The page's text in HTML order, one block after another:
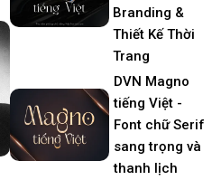
Branding &
Thiết Kế Thời
Trang
DVN Magno
tiếng Việt -
Font chữ Serif
sang trọng và
thanh lịch